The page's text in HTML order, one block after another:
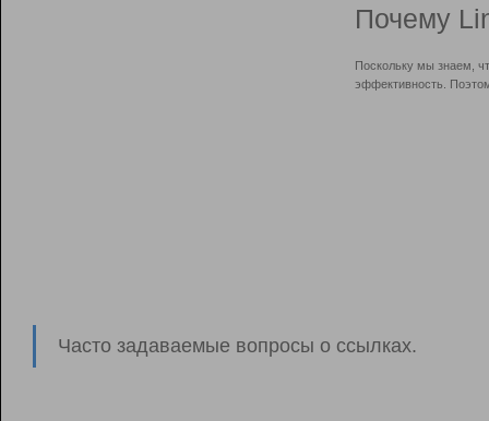
Почему
Поскольку мы знаем,
эффективность.
Часто задаваемые вопросы о ссылках.